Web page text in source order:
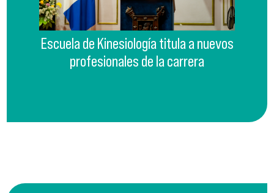
Escuela de Kinesiología titula a nuevos
profesionales de la carrera